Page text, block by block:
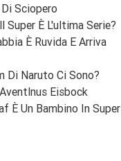
Sciopero
Super È L'ultima Serie?
È Ruvida E Arriva
Di Naruto Ci Sono?
Eisbock
È Un Bambino In Super